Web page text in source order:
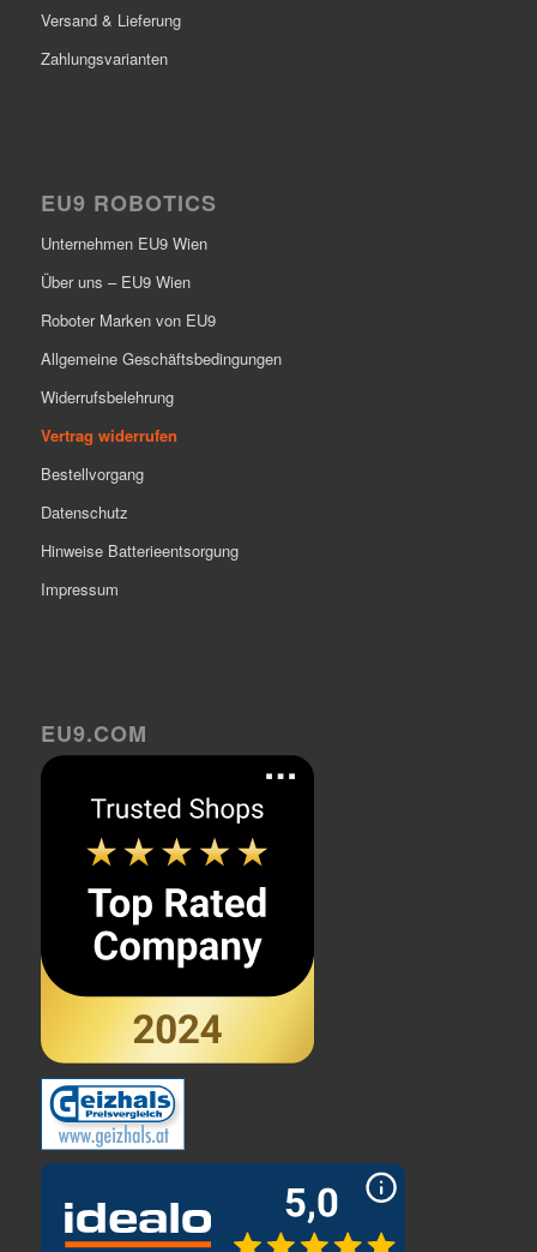
Versand & Lieferung
Zahlungsvarianten
EU9 ROBOTICS
Unternehmen EU9 Wien
Über uns – EU9 Wien
Roboter Marken von EU9
Allgemeine Geschäftsbedingungen
Widerrufsbelehrung
Vertrag widerrufen
Bestellvorgang
Datenschutz
Hinweise Batterieentsorgung
Impressum
EU9.COM